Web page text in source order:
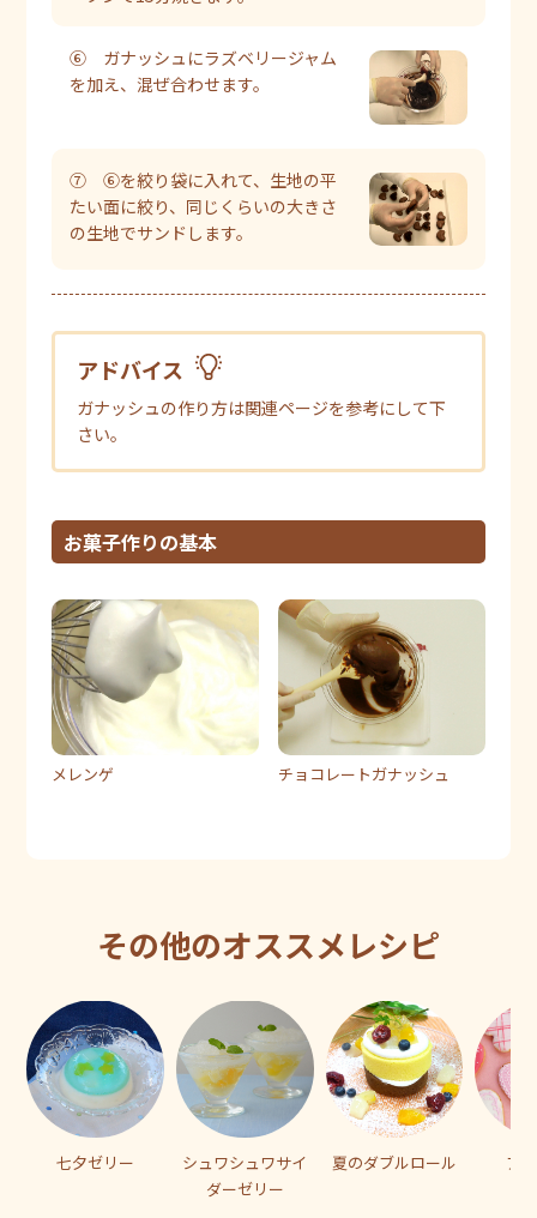
⑥ ガナッシュにラズベリージャム
を加え、混ぜ合わせます。
⑦ ⑥を絞り袋に入れて、生地の平
たい面に絞り、同じくらいの大きさ
の生地でサンドします。
アドバイス
ガナッシュの作り方は関連ページを参考にして下
さい。
お菓子作りの基本
メレンゲ チョコレートガナッシュ
その他のオススメレシピ
七夕ゼリー
シュワシュワサイ
ダーゼリー
夏のダブルロール ア